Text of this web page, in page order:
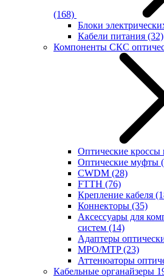
(168)
Блоки
Кабели питания (32)
Компоненты СКС
Оптические кроссы
Оптические муфты
CWDM (28)
FTTH (76)
Крепление кабеля
Коннекторы (35)
Аксессуары для
систем (14)
Адаптеры
MPO/MTP(23)
Аттенюаторы
Кабельные органайзеры